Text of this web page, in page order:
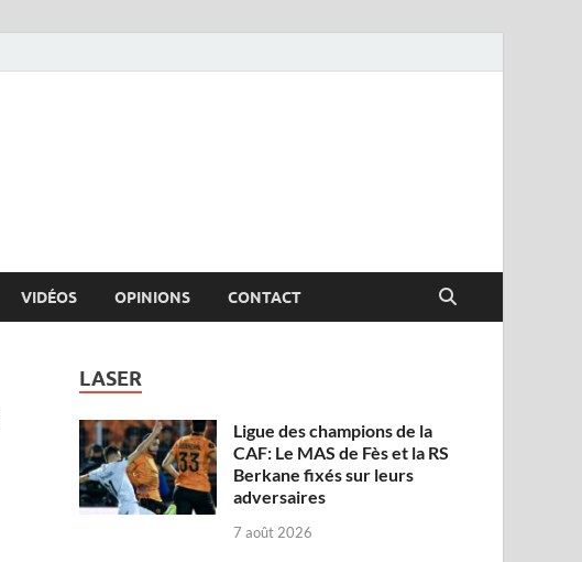
VIDÉOS OPINIONS CONTACT
LASER
Ligue des champions de la
CAF: Le MAS de Fès et la RS
Berkane fixés sur leurs
adversaires
7 août 2026